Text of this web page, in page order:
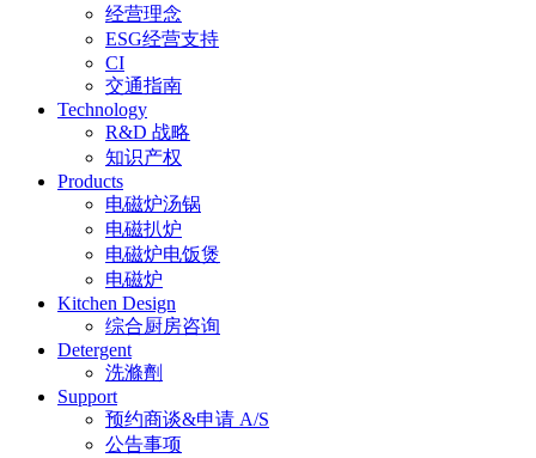
经营理念
ESG经营支持
CI
交通指南
Technology
R&D 战略
知识产权
Products
电磁炉汤锅
电磁扒炉
电磁炉电饭煲
电磁炉
Kitchen Design
综合厨房咨询
Detergent
洗滌劑
Support
预约商谈&申请 A/S
公告事项